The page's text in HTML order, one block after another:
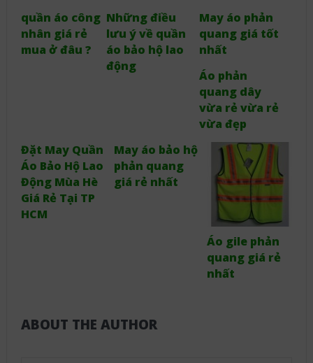
quần áo công
nhân giá rẻ
mua ở đâu ?
Những điều
lưu ý về quần
áo bảo hộ lao
động
May áo phản
quang giá tốt
nhất
Áo phản
quang dây
vừa rẻ vừa rẻ
vừa đẹp
Đặt May Quần
Áo Bảo Hộ Lao
Động Mùa Hè
Giá Rẻ Tại TP
HCM
May áo bảo hộ
phản quang
giá rẻ nhất
Áo gile phản
quang giá rẻ
nhất
ABOUT THE AUTHOR